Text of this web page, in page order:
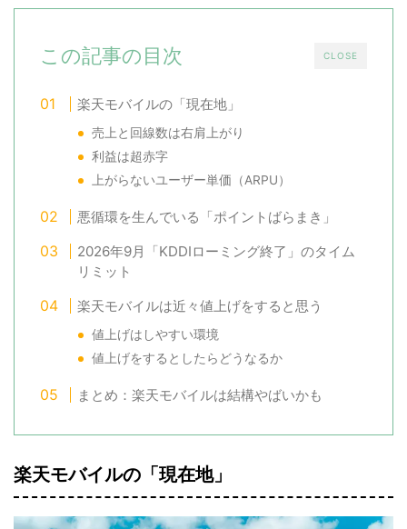
CLOSE
この記事の目次
楽天モバイルの「現在地」
売上と回線数は右肩上がり
利益は超赤字
上がらないユーザー単価（ARPU）
悪循環を生んでいる「ポイントばらまき」
2026年9月「KDDIローミング終了」のタイム
リミット
楽天モバイルは近々値上げをすると思う
値上げはしやすい環境
値上げをするとしたらどうなるか
まとめ：楽天モバイルは結構やばいかも
楽天モバイルの「現在地」